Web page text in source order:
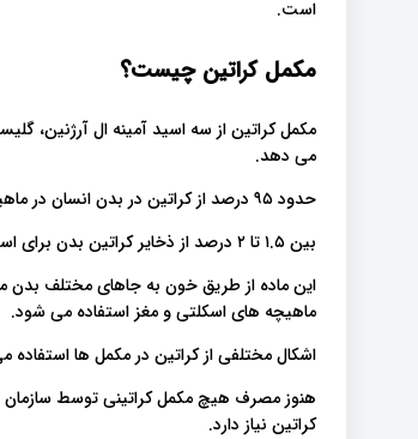
است.
مکمل کراتین چیست؟
می دهد.
حدود ۹۵ درصد از کراتین در بدن انسان در ماهیچه های اسکلتی و ۵ درصد آن نیز در مغز ذخیره می شود.
بین ۱.۵ تا ۲ درصد از ذخایر کراتین بدن برای استفاده در هر روز توسط کبد، کلیه ها و پانکراس متابولیز می شود.
این ماده از طریق خون به جاهای مختلف بدن
ماهیچه های اسکلتی و مغز استفاده می شود.
اشکال مختلفی از کراتین در مکمل ها استفاده
کراتین نیاز دارد.